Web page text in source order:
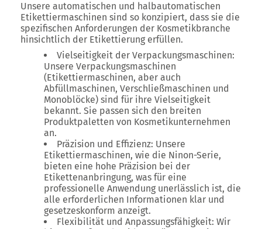
Unsere automatischen und halbautomatischen
Etikettiermaschinen sind so konzipiert, dass sie die
spezifischen Anforderungen der Kosmetikbranche
hinsichtlich der Etikettierung erfüllen.
Vielseitigkeit der Verpackungsmaschinen:
Unsere Verpackungsmaschinen
(Etikettiermaschinen, aber auch
Abfüllmaschinen, Verschließmaschinen und
Monoblöcke) sind für ihre Vielseitigkeit
bekannt. Sie passen sich den breiten
Produktpaletten von Kosmetikunternehmen
an.
Präzision und Effizienz: Unsere
Etikettiermaschinen, wie die Ninon-Serie,
bieten eine hohe Präzision bei der
Etikettenanbringung, was für eine
professionelle Anwendung unerlässlich ist, die
alle erforderlichen Informationen klar und
gesetzeskonform anzeigt.
Flexibilität und Anpassungsfähigkeit: Wir